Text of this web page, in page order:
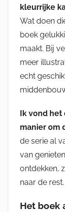
kleurrijke
Wat doen
boek
maakt. Bij
meer
echt
Ik vond
manier om
de serie al
van
ontdekken,
naar de
Het boek